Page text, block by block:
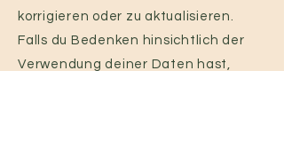
korrigieren oder zu aktualisieren.
Falls du Bedenken hinsichtlich der
Verwendung deiner Daten hast,